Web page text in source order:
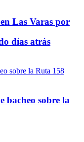
Las Varas por
días atrás
bacheo sobre la